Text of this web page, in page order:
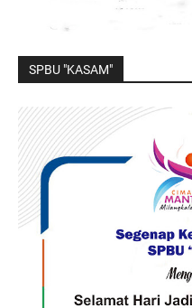
SPBU "KASAM"